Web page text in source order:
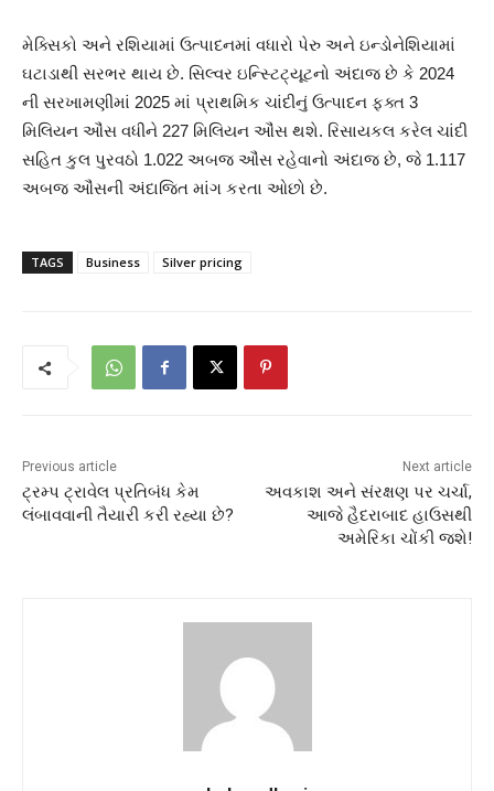
મેક્સિકો અને રશિયામાં ઉત્પાદનમાં વધારો પેરુ અને ઇન્ડોનેશિયામાં
ઘટાડાથી સરભર થાય છે. સિલ્વર ઇન્સ્ટિટ્યૂટનો અંદાજ છે કે 2024
ની સરખામણીમાં 2025 માં પ્રાથમિક ચાંદીનું ઉત્પાદન ફક્ત 3
મિલિયન ઔંસ વધીને 227 મિલિયન ઔંસ થશે. રિસાયકલ કરેલ ચાંદી
સહિત કુલ પુરવઠો 1.022 અબજ ઔંસ રહેવાનો અંદાજ છે, જે 1.117
અબજ ઔંસની અંદાજિત માંગ કરતા ઓછો છે.
TAGS Business Silver pricing
Previous article
ટ્રમ્પ ટ્રાવેલ પ્રતિબંધ કેમ
લંબાવવાની તૈયારી કરી રહ્યા છે?
Next article
અવકાશ અને સંરક્ષણ પર ચર્ચા,
આજે હૈદરાબાદ હાઉસથી
અમેરિકા ચોંકી જશે!